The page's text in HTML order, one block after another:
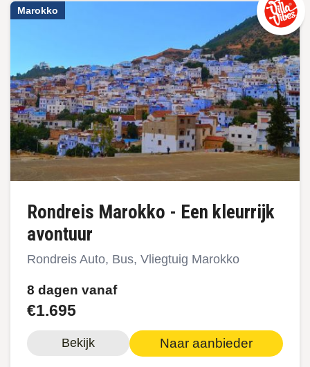
Marokko
Rondreis Marokko - Een kleurrijk
avontuur
Rondreis Auto, Bus, Vliegtuig Marokko
8 dagen vanaf
€1.695
Bekijk Naar aanbieder